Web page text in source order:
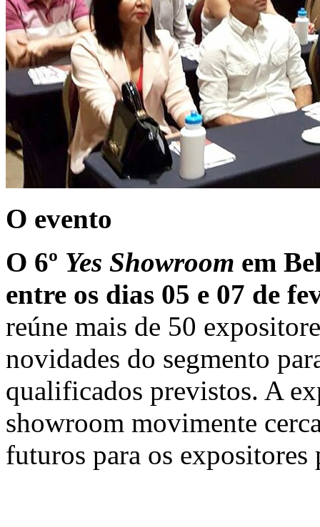
O evento
O 6º Yes Showroom em
entre os dias 05 e 07 de
reúne mais de 50
novidades do segmento
qualificados previstos. A
showroom movimente
futuros para os expositores